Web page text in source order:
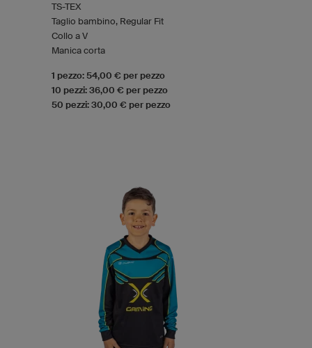
TS-TEX
Taglio bambino, Regular Fit
Collo a V
Manica corta
1 pezzo: 54,00 € per pezzo
10 pezzi: 36,00 € per pezzo
50 pezzi: 30,00 € per pezzo